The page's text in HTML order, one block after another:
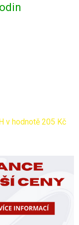
v hodnotě 205 Kč